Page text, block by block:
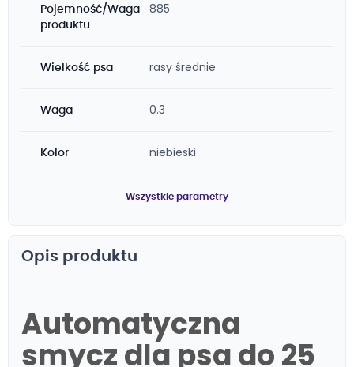
Pojemność/Waga
produktu
885
Wielkość psa rasy średnie
Waga 0.3
Kolor niebieski
Wszystkie parametry
Opis produktu
Automatyczna
smycz dla psa do 25